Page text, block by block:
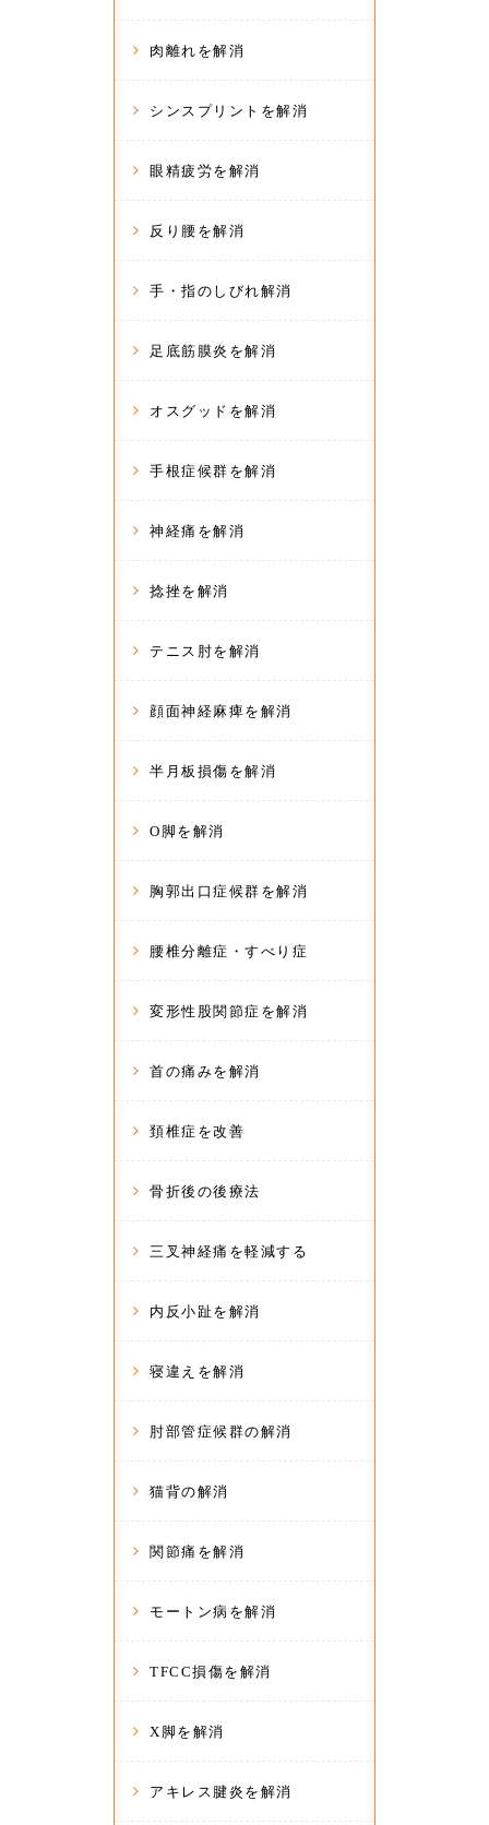
肉離れを解消
シンスプリントを解消
眼精疲労を解消
反り腰を解消
手・指のしびれ解消
足底筋膜炎を解消
オスグッドを解消
手根症候群を解消
神経痛を解消
捻挫を解消
テニス肘を解消
顔面神経麻痺を解消
半月板損傷を解消
O脚を解消
胸郭出口症候群を解消
腰椎分離症・すべり症
変形性股関節症を解消
首の痛みを解消
頚椎症を改善
骨折後の後療法
三叉神経痛を軽減する
内反小趾を解消
寝違えを解消
肘部管症候群の解消
猫背の解消
関節痛を解消
モートン病を解消
TFCC損傷を解消
X脚を解消
アキレス腱炎を解消